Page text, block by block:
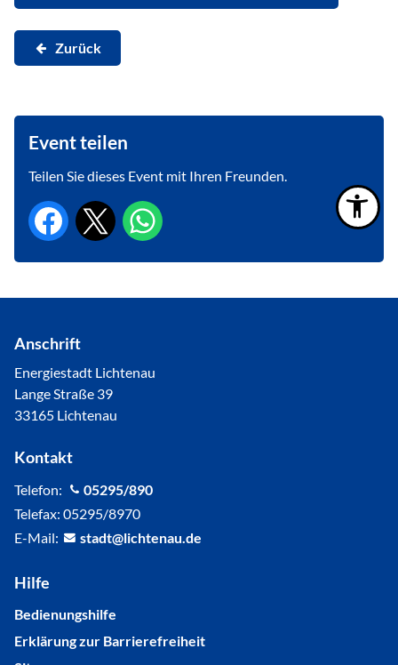
Zurück
Event teilen
Teilen Sie dieses Event mit Ihren Freunden.
Anschrift
Energiestadt Lichtenau
Lange Straße 39
33165 Lichtenau
Kontakt
Telefon:
05295/890
Telefax: 05295/8970
E-Mail:
st dt l cht n d
Hilfe
Bedienungshilfe
Erklärung zur Barrierefreiheit